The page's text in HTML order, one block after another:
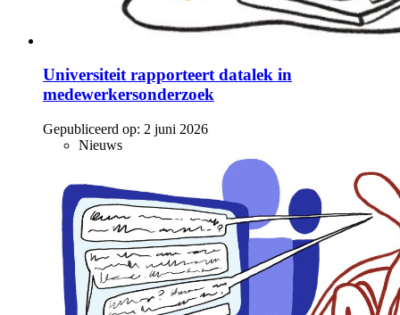
Universiteit rapporteert datalek in
medewerkersonderzoek
Gepubliceerd op: 2 juni 2026
Nieuws